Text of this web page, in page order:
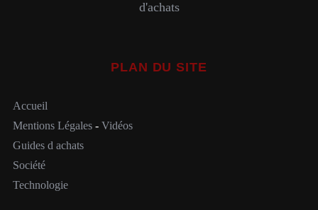
d'achats
PLAN DU SITE
Accueil
Mentions Légales- Vidéos
Guides d achats
Société
Technologie